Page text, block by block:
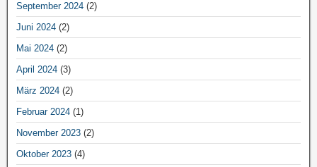
September 2024 (2)
Juni 2024 (2)
Mai 2024 (2)
April 2024 (3)
März 2024 (2)
Februar 2024 (1)
November 2023 (2)
Oktober 2023 (4)